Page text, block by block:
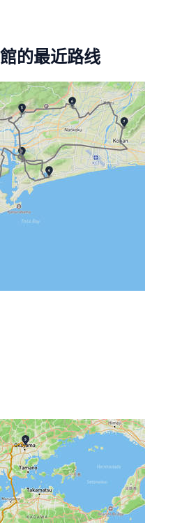
的最近路线